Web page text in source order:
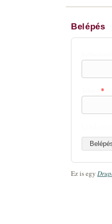
Belépés
*
Ez is egy